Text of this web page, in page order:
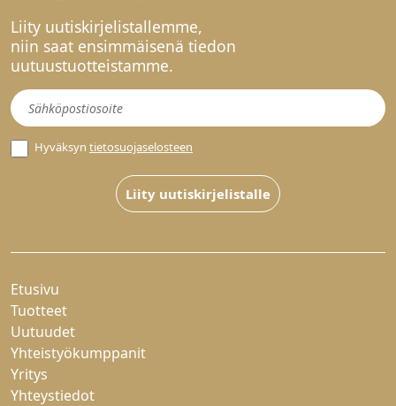
Liity uutiskirjelistallemme,
niin saat ensimmäisenä tiedon
uutuustuotteistamme.
Uutiskirje
Hyväksyn tietosuojaselosteen
Liity uutiskirjelistalle
Etusivu
Tuotteet
Uutuudet
Yhteistyökumppanit
Yritys
Yhteystiedot